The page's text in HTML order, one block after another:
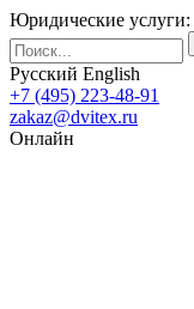
Юридические услуги:
Русский English
+7 (495) 223-48-91
zakaz@dvitex.ru
Онлайн